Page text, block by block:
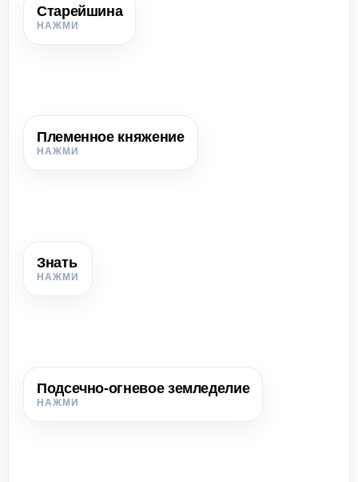
Старейшина
Уважаемый опытный человек, который руководил делами
Племенное княжение
Союз племён с укрепившейся властью князя, дружиной,
Знать
Богатые и влиятельные люди, которые выделились из
Подсечно-огневое земледелие
Подсечно-огневое земледелие
Способ обработки земли: лес вырубали, сжигали, а золу